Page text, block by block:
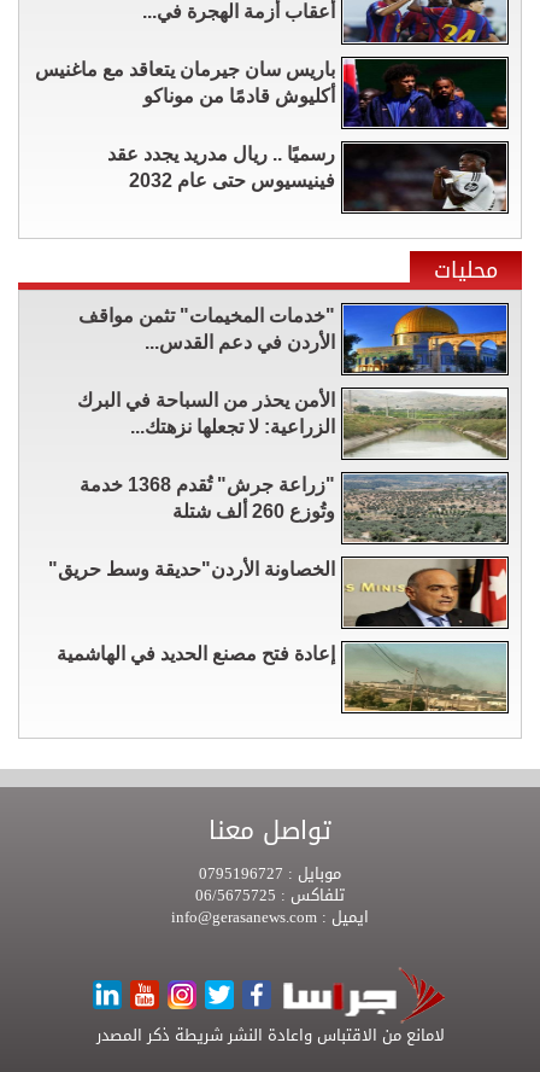
أعقاب أزمة الهجرة في...
باريس سان جيرمان يتعاقد مع ماغنيس
أكليوش قادمًا من موناكو
رسميًا .. ريال مدريد يجدد عقد
فينيسيوس حتى عام 2032
محليات
"خدمات المخيمات" تثمن مواقف
الأردن في دعم القدس...
الأمن يحذر من السباحة في البرك
الزراعية: لا تجعلها نزهتك...
"زراعة جرش" تُقدم 1368 خدمة
وتُوزع 260 ألف شتلة
الخصاونة الأردن"حديقة وسط حريق"
إعادة فتح مصنع الحديد في الهاشمية
تواصل معنا
موبايل :
تلفاكس :
ايميل :
لامانع من الاقتباس واعادة النشر شريطة ذكر المصدر